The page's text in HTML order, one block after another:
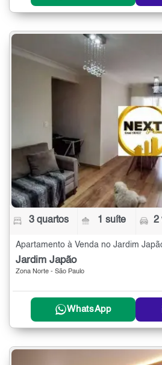
3 quartos 1 suíte 2
Apartamento à Venda no Jardim
Jardim Japão
Zona Norte - São Paulo
WhatsApp